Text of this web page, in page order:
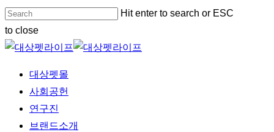
Skip
to
main
Hit enter to search or ESC
to close
Close
Menu 대상펫몰
사회공헌
연구진
브랜드소개